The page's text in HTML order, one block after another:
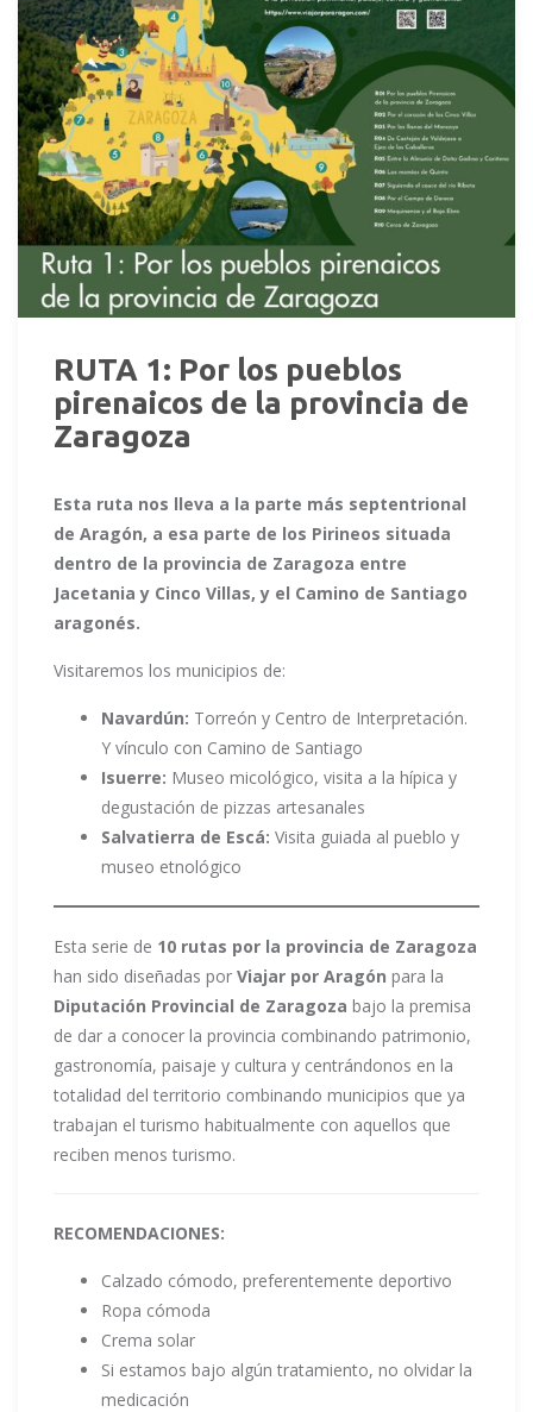
RUTA 1: Por los pueblos
pirenaicos de la provincia de
Zaragoza
Esta ruta nos lleva a la parte más septentrional
de Aragón, a esa parte de los Pirineos situada
dentro de la provincia de Zaragoza entre
Jacetania y Cinco Villas, y el Camino de Santiago
aragonés.
Visitaremos los municipios de:
Navardún: Torreón y Centro de Interpretación.
Y vínculo con Camino de Santiago
Isuerre: Museo micológico, visita a la hípica y
degustación de pizzas artesanales
Salvatierra de Escá: Visita guiada al pueblo y
museo etnológico
Esta serie de 10 rutas por la provincia de Zaragoza
han sido diseñadas por Viajar por Aragón para la
Diputación Provincial de Zaragoza bajo la premisa
de dar a conocer la provincia combinando patrimonio,
gastronomía, paisaje y cultura y centrándonos en la
totalidad del territorio combinando municipios que ya
trabajan el turismo habitualmente con aquellos que
reciben menos turismo.
RECOMENDACIONES:
Calzado cómodo, preferentemente deportivo
Ropa cómoda
Crema solar
Si estamos bajo algún tratamiento, no olvidar la
medicación